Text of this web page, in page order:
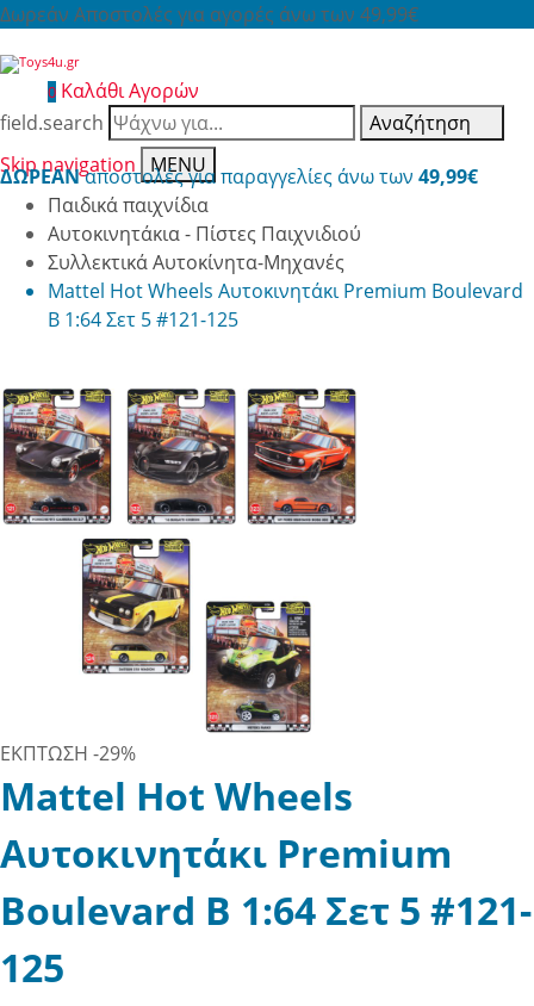
Δωρεάν Αποστολές για αγορές άνω των 49,99€
0 Καλάθι Αγορών
field.search
Αναζήτηση
Skip navigation
MENU
ΔΩΡΕΑΝαποστολές για παραγγελίες άνω των 49,99€
Παιδικά παιχνίδια
Αυτοκινητάκια - Πίστες Παιχνιδιού
Συλλεκτικά Αυτοκίνητα-Μηχανές
Mattel Hot Wheels Αυτοκινητάκι Premium Boulevard
B 1:64 Σετ 5 #121-125
ΕΚΠΤΩΣΗ -29%
Mattel Hot Wheels
Αυτοκινητάκι Premium
Boulevard B 1:64 Σετ 5 #121-
125